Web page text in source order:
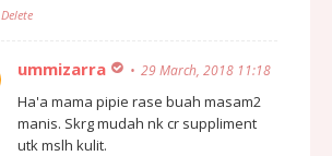
Delete
ummizarra 29 March, 2018 11:18
Ha'a mama pipie rase buah masam2
manis. Skrg mudah nk cr suppliment
utk mslh kulit.